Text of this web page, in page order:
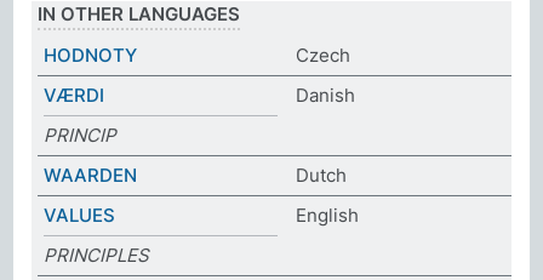
IN OTHER LANGUAGES
HODNOTY
Czech
VÆRDI
Danish
PRINCIP
WAARDEN
Dutch
VALUES
English
PRINCIPLES